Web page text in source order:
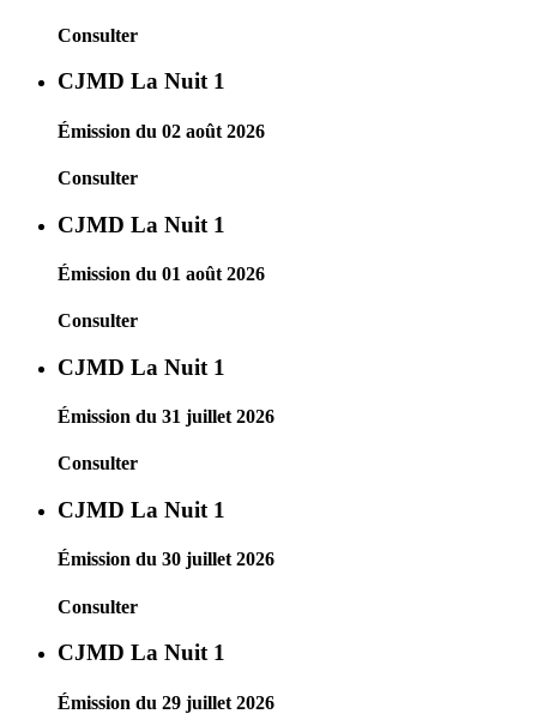
Consulter
CJMD La Nuit 1
Émission du 02 août 2026
Consulter
CJMD La Nuit 1
Émission du 01 août 2026
Consulter
CJMD La Nuit 1
Émission du 31 juillet 2026
Consulter
CJMD La Nuit 1
Émission du 30 juillet 2026
Consulter
CJMD La Nuit 1
Émission du 29 juillet 2026